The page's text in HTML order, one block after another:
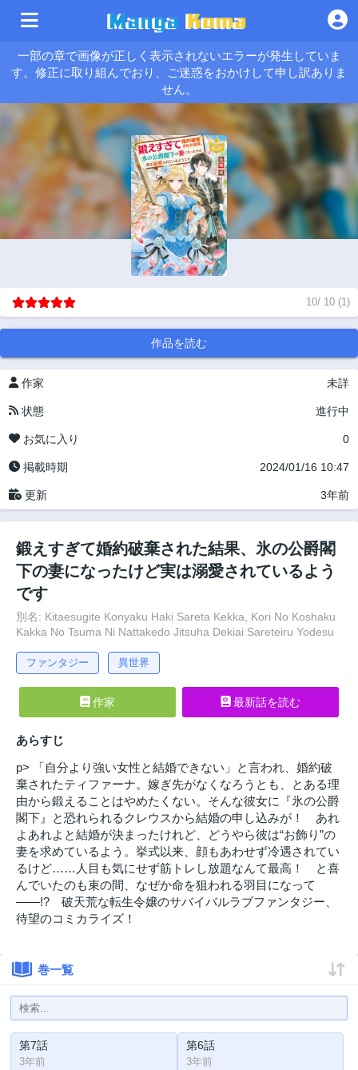
一部の章で画像が正しく表示されないエラーが発生していま
す。修正に取り組んでおり、ご迷惑をおかけして申し訳ありま
せん。
10/ 10 (1)
作品を読む
作家 未詳
状態 進行中
お気に入り 0
掲載時期 2024/01/16 10:47
更新 3年前
鍛えすぎて婚約破棄された結果、氷の公爵閣
下の妻になったけど実は溺愛されているよう
です
別名: Kitaesugite Konyaku Haki Sareta Kekka, Kori No Koshaku
Kakka No Tsuma Ni Nattakedo Jitsuha Dekiai Sareteiru Yodesu
ファンタジー 異世界
作家 最新話を読む
あらすじ
p> 「自分より強い女性と結婚できない」と言われ、婚約破
棄されたティファーナ。嫁ぎ先がなくなろうとも、とある理
由から鍛えることはやめたくない。そんな彼女に『氷の公爵
閣下』と恐れられるクレウスから結婚の申し込みが！ あれ
よあれよと結婚が決まったけれど、どうやら彼は“お飾り”の
妻を求めているよう。挙式以来、顔もあわせず冷遇されてい
るけど……人目も気にせず筋トレし放題なんて最高！ と喜
んでいたのも束の間、なぜか命を狙われる羽目になって
――!? 破天荒な転生令嬢のサバイバルラブファンタジー、
待望のコミカライズ！
巻一覧
第7話
3年前
第6話
3年前